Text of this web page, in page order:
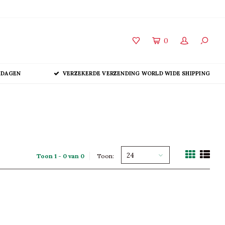
0
VERZEKERDE VERZENDING WORLD WIDE SHIPPING
Toon 1 - 0 van 0 Toon: 24